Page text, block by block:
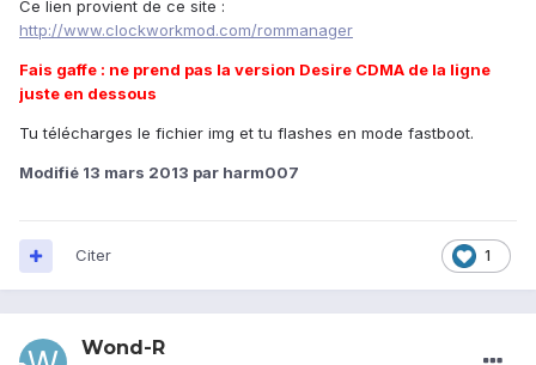
Ce lien provient de ce site :
http://www.clockworkmod.com/rommanager
Fais gaffe : ne prend pas la version Desire CDMA de la ligne
juste en dessous
Tu télécharges le fichier img et tu flashes en mode fastboot.
Modifié 13 mars 2013 par harm007
1
Citer
Wond-R